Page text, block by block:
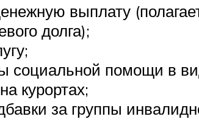
выплату
долга);
социальной помощи в
курортах;
за группы